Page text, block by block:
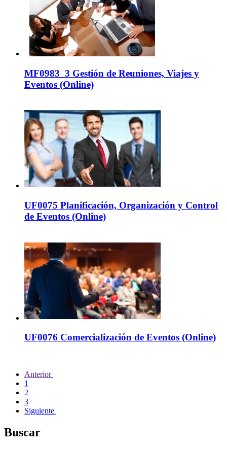
MF0983_3 Gestión de Reuniones, Viajes y
Eventos (Online)
UF0075 Planificación, Organización y Control
de Eventos (Online)
UF0076 Comercialización de Eventos (Online)
Anterior
1
2
3
Siguiente
Buscar